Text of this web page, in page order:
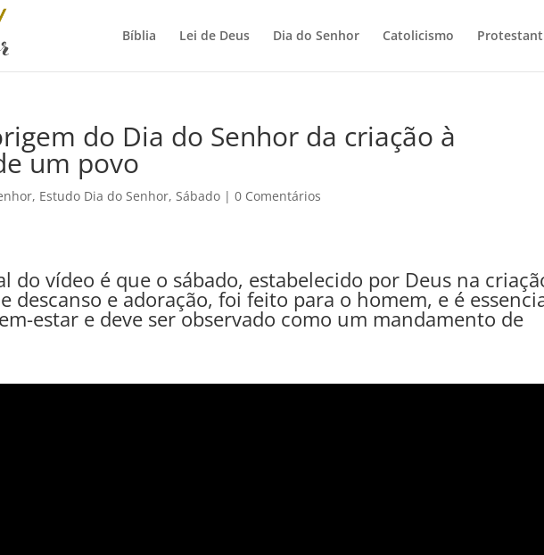
Bíblia Lei de Deus Dia do Senhor Catolicismo
do Dia do Senhor da criação à
um povo
, Estudo Dia do Senhor,Sábado |0 Comentários
do vídeo é que o sábado, estabelecido por Deus na
descanso e adoração, foi feito para o homem, e é
estar e deve ser observado como um mandamento de